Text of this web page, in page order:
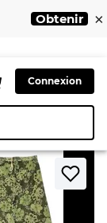
Obtenir ×
Connexion
skirt